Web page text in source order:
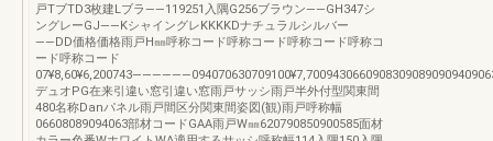
戸TブTD3枚建Lブラ――119251入隅G256ブラウン――GH347シ
ングレーGJ――KシャイングレKKKKDナチュラルシルバー
――DD価格価格雨戸H㎜呼称コード呼称コード呼称コード呼称コ
ード呼称コード
デュオPG在来引違い窓引違い窓雨戸サッシ雨戸半外付型関東間
480名称Danパネル雨戸間区分関東間姿図(観)雨戸呼称幅
06608089094063部材コードGAA雨戸W㎜620790850900585面材